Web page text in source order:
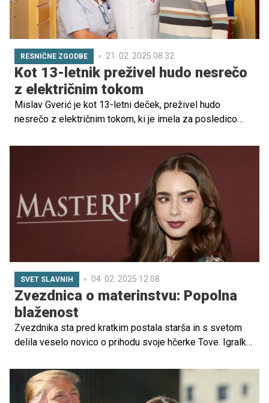
RESNIČNE ZGODBE 21. 02. 2025 08.32
Kot 13-letnik preživel hudo nesrečo
z električnim tokom
Mislav Gverić je kot 13-letni deček, preživel hudo
nesrečo z električnim tokom, ki je imela za posledico
so ga prepeljali v UKC Ljubljana, kjer so mu zdravniki in
medicinsko osebje s pomočjo več kot desetih operacij
rešili življenje. Po letih okrevanja Miroslav še vedno
ostaja v stiku z zdravniki, ki so mu omogočili novo
življenje.
SVET SLAVNIH 04. 02. 2025 12.08
Zvezdnica o materinstvu: Popolna
blaženost
Zvezdnika sta pred kratkim postala starša in s svetom
delila veselo novico o prihodu svoje hčerke Tove. Igralka,
občutke o materinstvu in prve trenutke z novorojenko
delila s svojimi oboževalci na družbenih omrežjih.